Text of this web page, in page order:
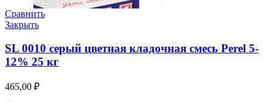
Сравнить
Закрыть
SL 0010 серый цветная кладочная смесь Perel 5-
12% 25 кг
465,00 ₽